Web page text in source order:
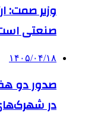
وزیر صمت:
صنعتی
۱۴۰۵/۰۴/۱۸
صدور دو
در